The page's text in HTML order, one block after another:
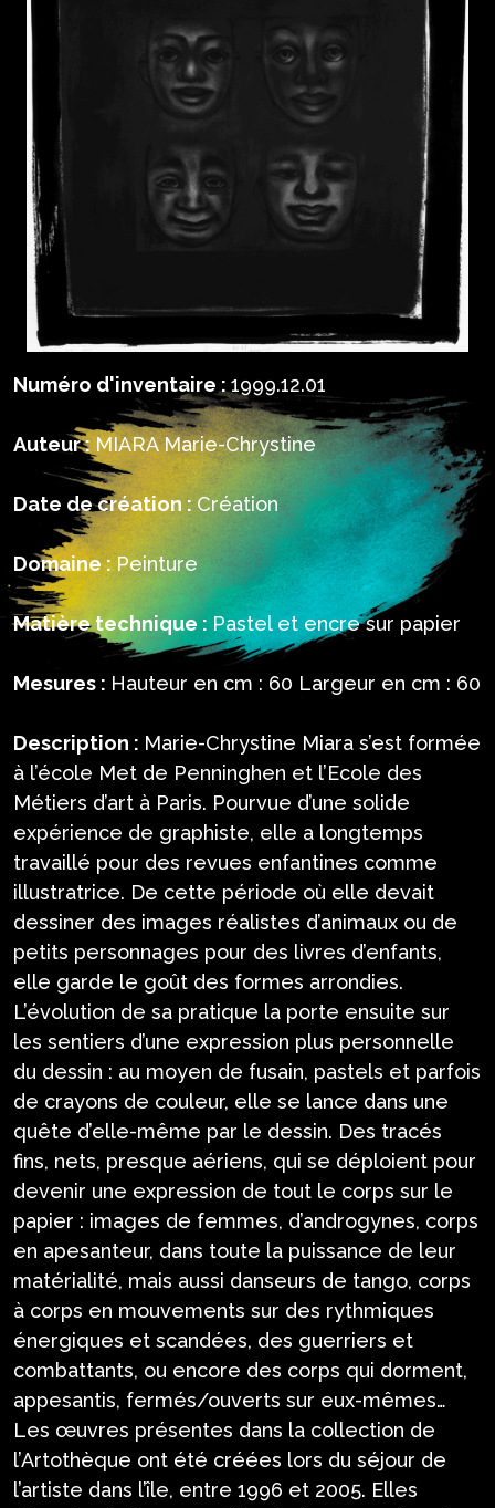
Numéro d'inventaire : 1999.12.01
Auteur : MIARA Marie-Chrystine
Date de création : Création
Domaine : Peinture
Matière technique : Pastel et encre sur papier
Mesures : Hauteur en cm : 60 Largeur en cm : 60
Description : Marie-Chrystine Miara s’est formée
à l’école Met de Penninghen et l’Ecole des
Métiers d’art à Paris. Pourvue d’une solide
expérience de graphiste, elle a longtemps
travaillé pour des revues enfantines comme
illustratrice. De cette période où elle devait
dessiner des images réalistes d’animaux ou de
petits personnages pour des livres d’enfants,
elle garde le goût des formes arrondies.
L’évolution de sa pratique la porte ensuite sur
les sentiers d’une expression plus personnelle
du dessin : au moyen de fusain, pastels et parfois
de crayons de couleur, elle se lance dans une
quête d’elle-même par le dessin. Des tracés
fins, nets, presque aériens, qui se déploient pour
devenir une expression de tout le corps sur le
papier : images de femmes, d’androgynes, corps
en apesanteur, dans toute la puissance de leur
matérialité, mais aussi danseurs de tango, corps
à corps en mouvements sur des rythmiques
énergiques et scandées, des guerriers et
combattants, ou encore des corps qui dorment,
appesantis, fermés/ouverts sur eux-mêmes…
Les œuvres présentes dans la collection de
l’Artothèque ont été créées lors du séjour de
l’artiste dans l’île, entre 1996 et 2005. Elles